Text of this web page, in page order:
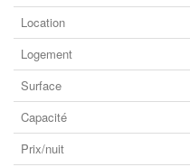
Location
Logement
Surface
Capacité
Prix/nuit